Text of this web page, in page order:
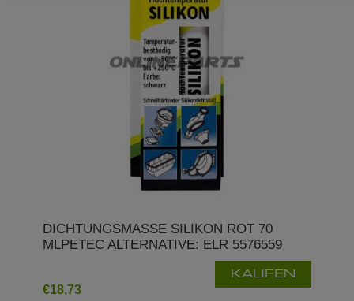
DICHTUNGSMASSE SILIKON ROT 70
MLPETEC ALTERNATIVE: ELR 5576559
€18,73
KAUFEN